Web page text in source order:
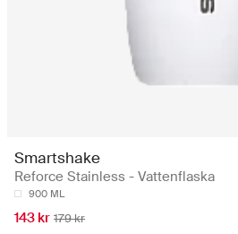
Smartshake
Reforce Stainless - Vattenflaska
900 ML
143 kr 179 kr